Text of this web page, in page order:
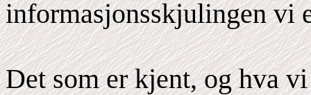
informasjonsskjulingen vi
Det som er kjent, og hva